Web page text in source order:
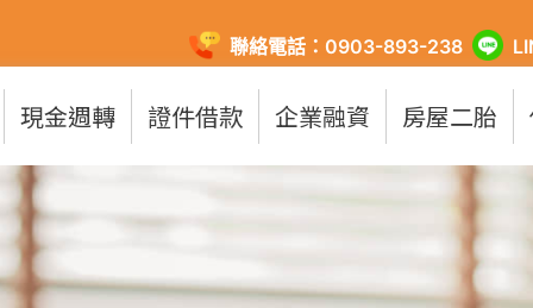
聯絡電話：0903-893-238
現金週轉 證件借款 企業融資 房屋二胎